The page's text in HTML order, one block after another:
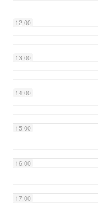
12:00
13:00
14:00
15:00
16:00
17:00